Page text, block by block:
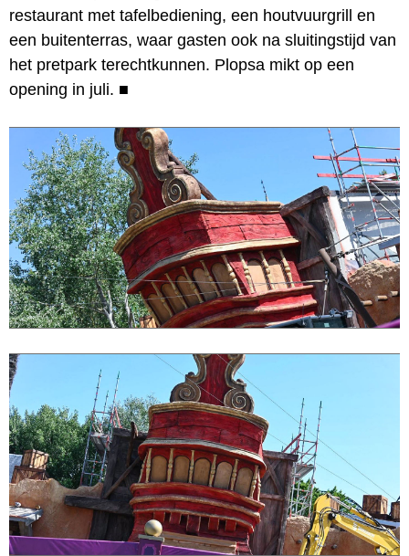
restaurant met tafelbediening, een houtvuurgrill en
een buitenterras, waar gasten ook na sluitingstijd van
het pretpark terechtkunnen. Plopsa mikt op een
opening in juli. ■